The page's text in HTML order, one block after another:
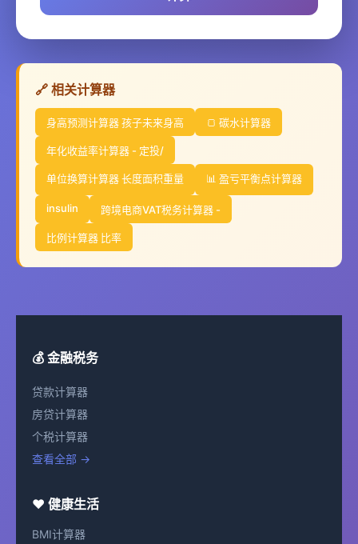
🔗 相关计算器
身高预测计算器 孩子未来身高 🍞 碳水计算器
年化收益率计算器 - 定投/
单位换算计算器 长度面积重量 📊 盈亏平衡点计算器
insulin 跨境电商VAT税务计算器 -
比例计算器 比率
💰 金融税务
贷款计算器
房贷计算器
个税计算器
查看全部 →
❤️ 健康生活
BMI计算器